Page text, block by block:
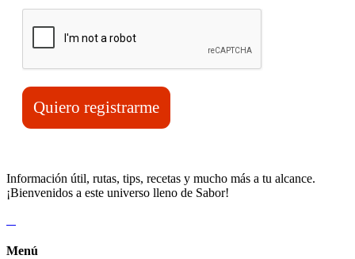
Quiero registrarme
Información útil, rutas, tips, recetas y mucho más a tu alcance.
¡Bienvenidos a este universo lleno de Sabor!
Menú